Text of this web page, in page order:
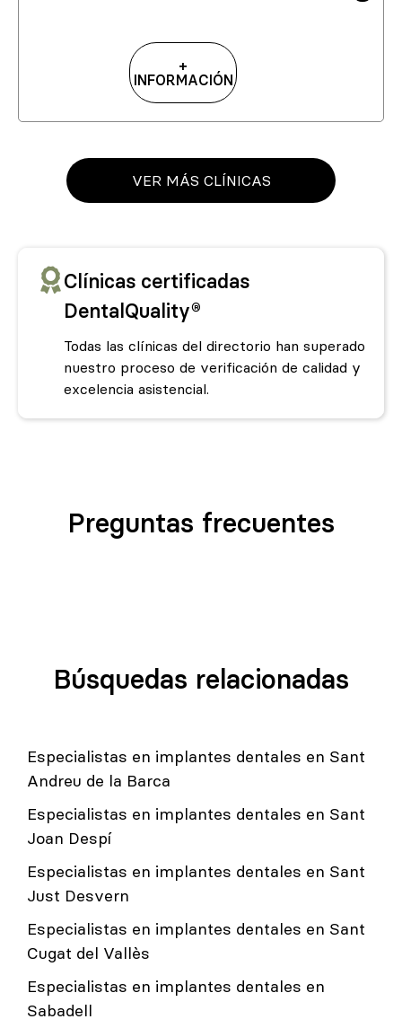
+
INFORMACIÓN
VER MÁS CLÍNICAS
Clínicas certificadas
DentalQuality®
Todas las clínicas del directorio han superado
nuestro proceso de verificación de calidad y
excelencia asistencial.
Preguntas frecuentes
Búsquedas relacionadas
Especialistas en implantes dentales en Sant
Andreu de la Barca
Especialistas en implantes dentales en Sant
Joan Despí
Especialistas en implantes dentales en Sant
Just Desvern
Especialistas en implantes dentales en Sant
Cugat del Vallès
Especialistas en implantes dentales en
Sabadell